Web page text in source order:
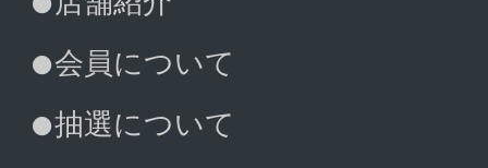
会員について
抽選について